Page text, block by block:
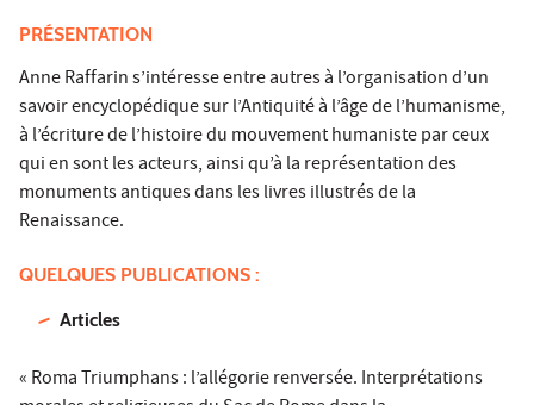
PRÉSENTATION
Anne Raffarin s’intéresse entre autres à l’organisation d’un
savoir encyclopédique sur l’Antiquité à l’âge de l’humanisme,
à l’écriture de l’histoire du mouvement humaniste par ceux
qui en sont les acteurs, ainsi qu’à la représentation des
monuments antiques dans les livres illustrés de la
Renaissance.
QUELQUES PUBLICATIONS :
Articles
« Roma Triumphans : l’allégorie renversée. Interprétations